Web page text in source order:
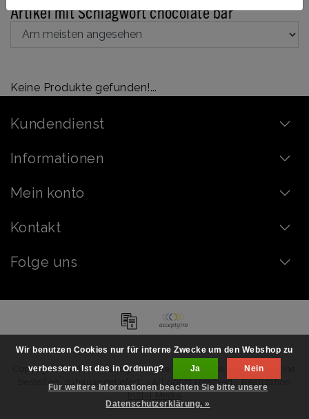
Artikel mit Schlagwort chocolate bar
Keine Produkte gefunden!...
Kundendienst
Informationen
Mein konto
Kontakt
Folge uns
Copyright © 2026 - Handgemachte Schokolade, Pralinen online
bestellen, zuhause geliefert. - All rights reserved - Realization
Wir benutzen Cookies nur für interne Zwecke um den Webshop zu
verbessern. Ist das in Ordnung?
Ja
Nein
Für weitere Informationen beachten Sie bitte unsere
Datenschutzerklärung. »